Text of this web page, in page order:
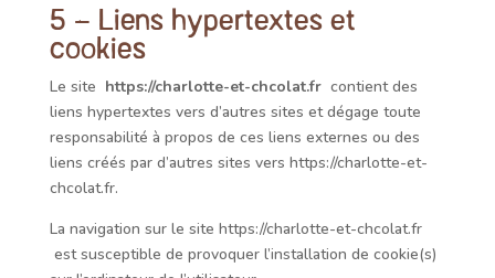
5 – Liens hypertextes et
cookies
Le site https://charlotte-et-chcolat.fr contient des
liens hypertextes vers d’autres sites et dégage toute
responsabilité à propos de ces liens externes ou des
liens créés par d’autres sites vers https://charlotte-et-
chcolat.fr.
La navigation sur le site https://charlotte-et-chcolat.fr
est susceptible de provoquer l’installation de cookie(s)